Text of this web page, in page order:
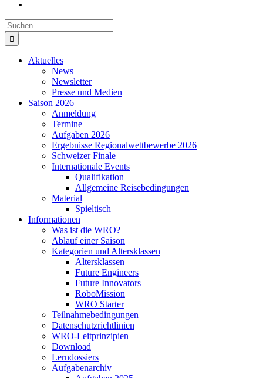
Suche
nach:
Aktuelles
News
Newsletter
Presse und Medien
Saison 2026
Anmeldung
Termine
Aufgaben 2026
Ergebnisse Regionalwettbewerbe 2026
Schweizer Finale
Internationale Events
Qualifikation
Allgemeine Reisebedingungen
Material
Spieltisch
Informationen
Was ist die WRO?
Ablauf einer Saison
Kategorien und Altersklassen
Altersklassen
Future Engineers
Future Innovators
RoboMission
WRO Starter
Teilnahmebedingungen
Datenschutzrichtlinien
WRO-Leitprinzipien
Download
Lerndossiers
Aufgabenarchiv